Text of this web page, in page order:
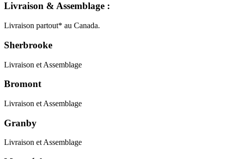
Livraison & Assemblage :
Livraison partout* au Canada.
Sherbrooke
Livraison et Assemblage
Bromont
Livraison et Assemblage
Granby
Livraison et Assemblage